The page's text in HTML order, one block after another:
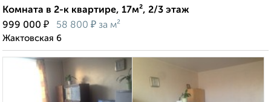
Комната в 2-к квартире, 17м², 2/3 этаж
999 000 ₽ 58 800 ₽ за м²
Жактовская 6